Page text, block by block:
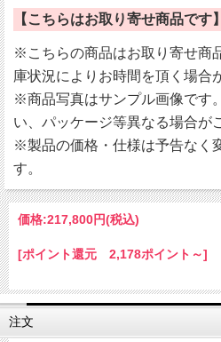
【こちらはお取り寄せ商品です】
※こちらの商品はお取り寄せ商
庫状況によりお時間を頂く場合
※商品写真はサンプル画像です
い、パッケージ等異なる場合が
※製品の価格・仕様は予告なく
す。
価格:217,800円(税込)
[ポイント還元 2,178ポイント～]
注文